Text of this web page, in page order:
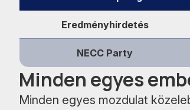
Eredményhirdetés
NECC Party
Minden egyes
Minden egyes mozdulat